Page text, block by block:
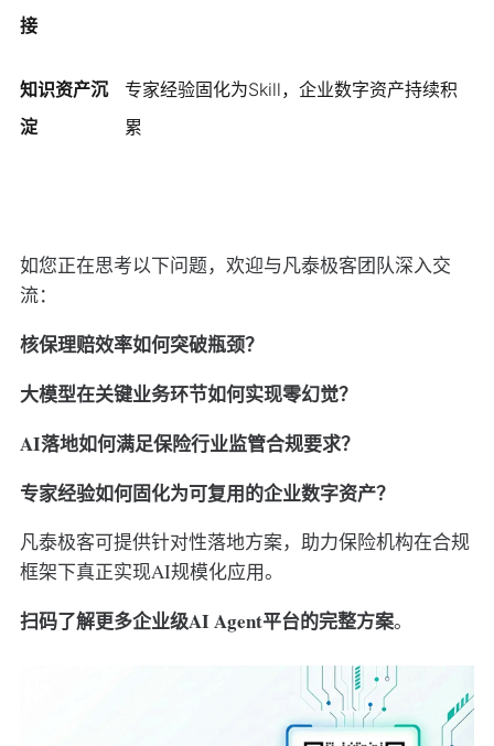
接
知识资产沉
淀
专家经验固化为Skill，企业数字资产持续积
累
如您正在思考以下问题，欢迎与凡泰极客团队深入交
流：
核保理赔效率如何突破瓶颈？
大模型在关键业务环节如何实现零幻觉？
AI落地如何满足保险行业监管合规要求？
专家经验如何固化为可复用的企业数字资产？
凡泰极客可提供针对性落地方案，助力保险机构在合规
框架下真正实现AI规模化应用。
扫码了解更多企业级AI Agent平台的完整方案。